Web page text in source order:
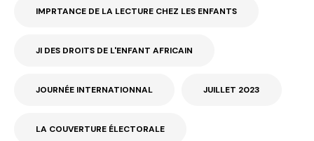
IMPRTANCE DE LA LECTURE CHEZ LES ENFANTS
JI DES DROITS DE L'ENFANT AFRICAIN
JOURNÉE INTERNATIONNAL JUILLET 2023
LA COUVERTURE ÉLECTORALE